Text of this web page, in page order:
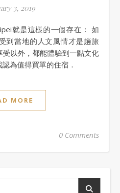
3, 2019
到當地的人文風情才是趟旅
以外，都能體驗到一點文化
為值得買單的住宿．
MORE
0 Comments